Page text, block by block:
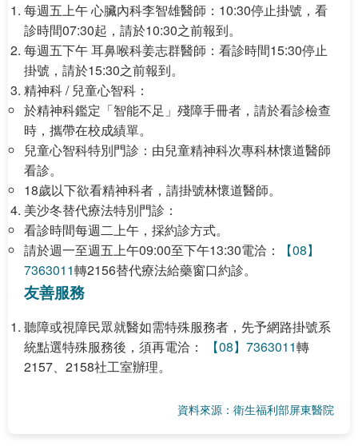
每週五上午 心臟內科李智雄醫師：10:30停止掛號，看
診時間07:30起，請於10:30之前報到。
每週五下午 耳鼻喉科姜志群醫師：看診時間15:30停止
掛號，請於15:30之前報到。
精神科 / 兒童心智科：
於精神科鑑定「智能不足」殘障手冊者，請於看診檢查
時，攜帶在校成績單。
兒童心智科特別門診：由兒童精神科次專科林懷道醫師
看診。
18歲以下欲看精神科者，請掛號林懷道醫師。
美沙冬替代療法特別門診：
看診時間每週二上午，採約診方式。
請於週一至週五上午09:00至下午13:30電洽：
【08】
7363011轉2156替代療法給藥窗口約診。
友善服務
聽障或視障民眾就醫如需特殊服務者，先予網路掛號系
統點選特殊服務後，須再電洽：
【08】7363011轉
2157、2158社工室辦理。
資料來源：衛生福利部屏東醫院